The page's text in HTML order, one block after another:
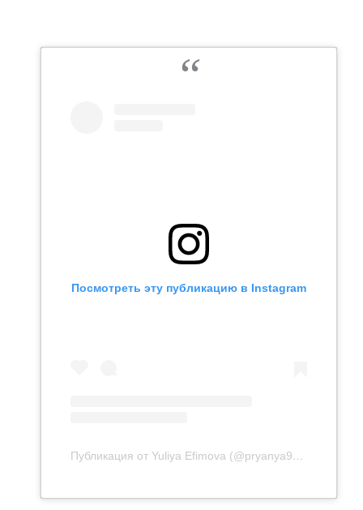
Посмотреть эту публикацию в Instagram
Публикация от Yuliya Efimova (@pryanya93)